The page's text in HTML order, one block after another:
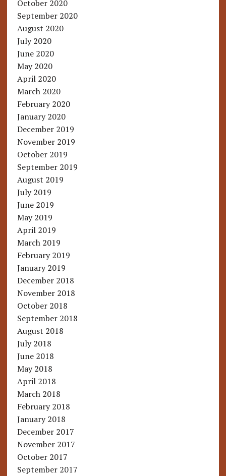
October 2020
September 2020
August 2020
July 2020
June 2020
May 2020
April 2020
March 2020
February 2020
January 2020
December 2019
November 2019
October 2019
September 2019
August 2019
July 2019
June 2019
May 2019
April 2019
March 2019
February 2019
January 2019
December 2018
November 2018
October 2018
September 2018
August 2018
July 2018
June 2018
May 2018
April 2018
March 2018
February 2018
January 2018
December 2017
November 2017
October 2017
September 2017